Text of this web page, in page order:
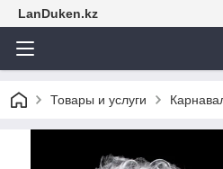
LanDuken.kz
Товары и услуги